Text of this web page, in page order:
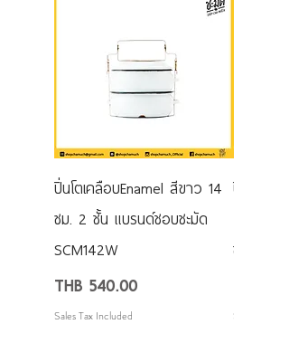
ปิ่นโตเคลือบEnamel สีขาว 14
ซม. 2 ชั้น แบรนด์ชอบชะมัด
SCM142W
Price
THB 540.00
Sales Tax Included
ปิ่นโตเคลื
ชะมัด
Sales Tax